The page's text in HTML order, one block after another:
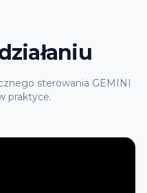
sterowania GEMINI
praktyce.